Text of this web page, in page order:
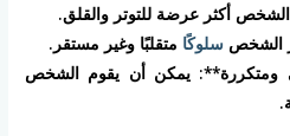
أكثر عرضة للتوتر والقلق.
الشخصسلوكًا متقلبًا وغير مستقر.
ومتكررة**: يمكن أن يقوم الشخص